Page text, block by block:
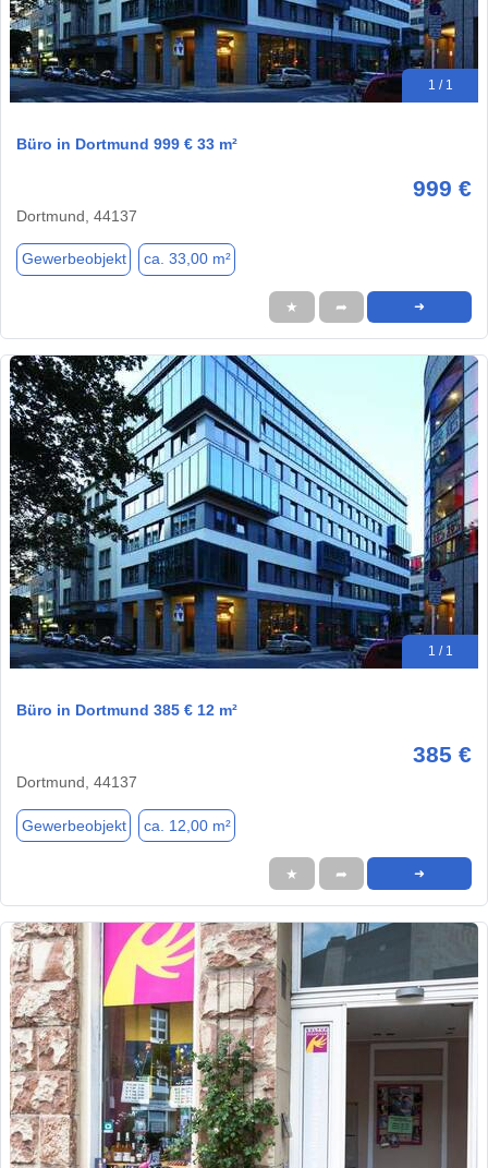
1 / 1
Büro in Dortmund 999 € 33 m²
999 €
Dortmund, 44137
Gewerbeobjekt ca. 33,00 m²
★ ➦ ➜
1 / 1
Büro in Dortmund 385 € 12 m²
385 €
Dortmund, 44137
Gewerbeobjekt ca. 12,00 m²
★ ➦ ➜